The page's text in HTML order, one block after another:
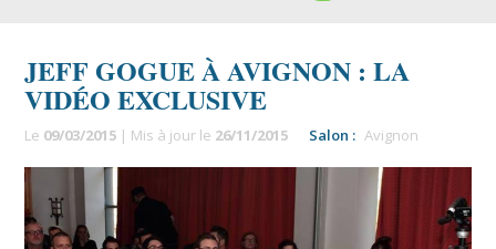
JEFF GOGUE À AVIGNON : LA
VIDÉO EXCLUSIVE
Le 09/03/2015 | Mis à jour le 26/11/2015 Salon : Avignon